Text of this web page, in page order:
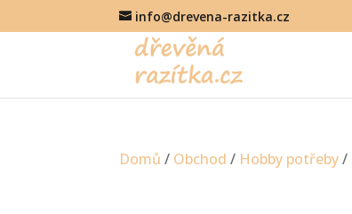
info@drevena-razitka.cz
Domů / Obchod / Hobby potřeby/